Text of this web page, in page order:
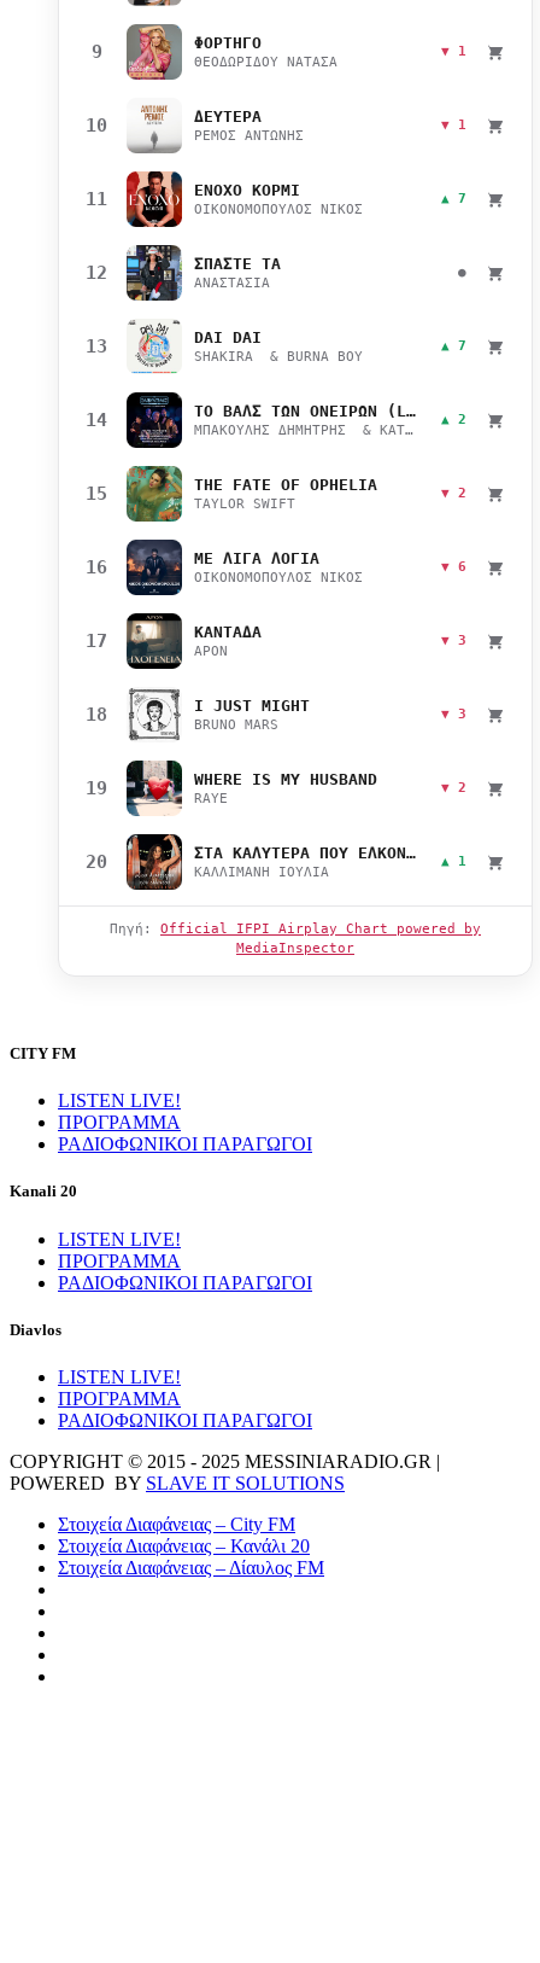
9 ΦΟΡΤΗΓΟ
ΘΕΟΔΩΡΙΔΟΥ ΝΑΤΑΣΑ
▼ 1
10 ΔΕΥΤΕΡΑ
ΡΕΜΟΣ ΑΝΤΩΝΗΣ
▼ 1
11 ΕΝΟΧΟ ΚΟΡΜΙ
ΟΙΚΟΝΟΜΟΠΟΥΛΟΣ ΝΙΚΟΣ
▲ 7
12 ΣΠΑΣΤΕ ΤΑ
ΑΝΑΣΤΑΣΙΑ
●
13 DAI DAI
SHAKIRA & BURNA BOY
▲ 7
14 ΤΟ ΒΑΛΣ ΤΩΝ ΟΝΕΙΡΩΝ (LIVE)
ΜΠΑΚΟΥΛΗΣ ΔΗΜΗΤΡΗΣ & ΚΑΤΣΙΜΙΧΑ ΜΑΡΙΑΝΑ
▲ 2
15 THE FATE OF OPHELIA
TAYLOR SWIFT
▼ 2
16 ΜΕ ΛΙΓΑ ΛΟΓΙΑ
ΟΙΚΟΝΟΜΟΠΟΥΛΟΣ ΝΙΚΟΣ
▼ 6
17 ΚΑΝΤΑΔΑ
APON
▼ 3
18 I JUST MIGHT
BRUNO MARS
▼ 3
19 WHERE IS MY HUSBAND
RAYE
▼ 2
20 ΣΤΑ ΚΑΛΥΤΕΡΑ ΠΟΥ ΕΛΚΟΝΤΑΙ
ΚΑΛΛΙΜΑΝΗ ΙΟΥΛΙΑ
▲ 1
Πηγή: Official IFPI Airplay Chart powered by
MediaInspector
CITY FM
LISTEN LIVE!
ΠΡΟΓΡΑΜΜΑ
ΡΑΔΙΟΦΩΝΙΚΟΙ ΠΑΡΑΓΩΓΟΙ
Kanali 20
LISTEN LIVE!
ΠΡΟΓΡΑΜΜΑ
ΡΑΔΙΟΦΩΝΙΚΟΙ ΠΑΡΑΓΩΓΟΙ
Diavlos
LISTEN LIVE!
ΠΡΟΓΡΑΜΜΑ
ΡΑΔΙΟΦΩΝΙΚΟΙ ΠΑΡΑΓΩΓΟΙ
COPYRIGHT © 2015 - 2025 MESSINIARADIO.GR |
POWERED BY SLAVE IT SOLUTIONS
Στοιχεία Διαφάνειας – City FM
Στοιχεία Διαφάνειας – Κανάλι 20
Στοιχεία Διαφάνειας – Δίαυλος FM